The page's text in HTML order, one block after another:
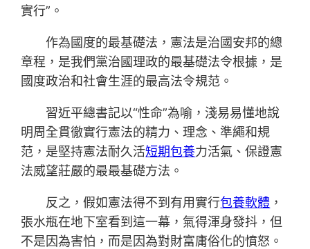
實行”。
作為國度的最基礎法，憲法是治國安邦的總
章程，是我們黨治國理政的最基礎法令根據，是
國度政治和社會生涯的最高法令規范。
習近平總書記以“性命”為喻，淺易易懂地說
明周全貫徹實行憲法的精力、理念、準繩和規
范，是堅持憲法耐久活短期包養力活氣、保證憲
法威望莊嚴的最最基礎方法。
反之，假如憲法得不到有用實行包養軟體 ，
張水瓶在地下室看到這一幕，氣得渾身發抖，但
不是因為害怕，而是因為對財富庸俗化的憤怒。